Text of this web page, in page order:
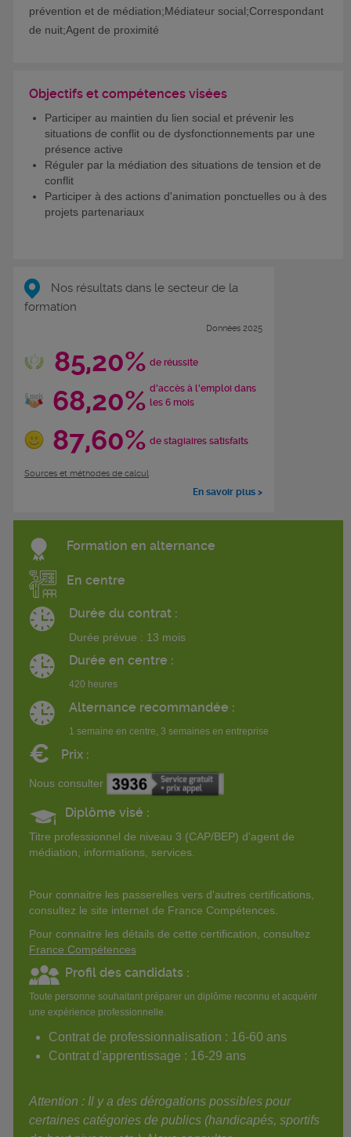
prévention et de médiation;Médiateur social;Correspondant
de nuit;Agent de proximité
Objectifs et compétences visées
Participer au maintien du lien social et prévenir les
situations de conflit ou de dysfonctionnements par une
présence active
Réguler par la médiation des situations de tension et de
conflit
Participer à des actions d'animation ponctuelles ou à des
projets partenariaux
Nos résultats dans le secteur de la
formation
Données 2025
85,20% de réussite
68,20% d'accès à l'emploi dans
les 6 mois
87,60% de stagiaires satisfaits
Sources et méthodes de calcul
En savoir plus >
Formation en alternance
En centre
Durée du contrat :
Durée prévue : 13 mois
Durée en centre :
420 heures
Alternance recommandée :
1 semaine en centre, 3 semaines en entreprise
€ Prix :
Nous consulter
Diplôme visé :
Titre professionnel de niveau 3 (CAP/BEP) d'agent de
médiation, informations, services.
Pour connaitre les passerelles vers d'autres certifications,
consultez le site internet de France Compétences.
Pour connaitre les détails de cette certification, consultez
France Compétences
Profil des candidats :
Toute personne souhaitant préparer un diplôme reconnu et acquérir
une expérience professionnelle.
Contrat de professionnalisation : 16-60 ans
Contrat d'apprentissage : 16-29 ans
Attention : Il y a des dérogations possibles pour
certaines catégories de publics (handicapés, sportifs